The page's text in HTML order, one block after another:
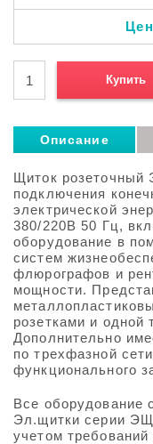
Купить
Описание
Щиток
подключения
электрической
380/220В 50 Гц,
оборудование в
систем
флюрографов и
мощности.
розетками и одной
Дополнительно
по трехфазной
функционального
Все оборудование
Эл.щитки серии
учетом